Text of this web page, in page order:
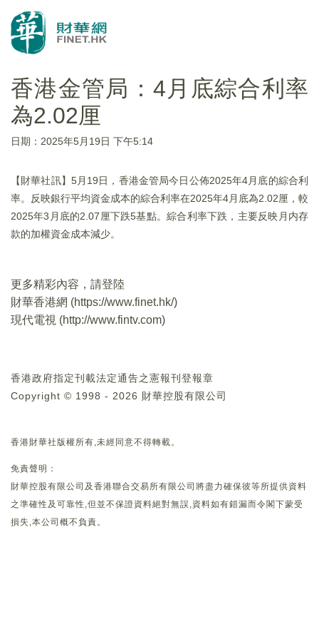
香港金管局：4月底綜合利率
為2.02厘
日期：2025年5月19日 下午5:14
【財華社訊】5月19日，香港金管局今日公佈2025年4月底的綜合利
率。反映銀行平均資金成本的綜合利率在2025年4月底為2.02厘，較
2025年3月底的2.07厘下跌5基點。綜合利率下跌，主要反映月内存
款的加權資金成本減少。
更多精彩內容，請登陸
財華香港網 (https://www.finet.hk/)
現代電視 (http://www.fintv.com)
香港政府指定刊載法定通告之憲報刊登報章
Copyright © 1998 - 2026 財華控股有限公司
香港財華社版權所有,未經同意不得轉載。
免責聲明：
財華控股有限公司及香港聯合交易所有限公司將盡力確保彼等所提供資料
之準確性及可靠性,但並不保證資料絕對無誤,資料如有錯漏而令閣下蒙受
損失,本公司概不負責。